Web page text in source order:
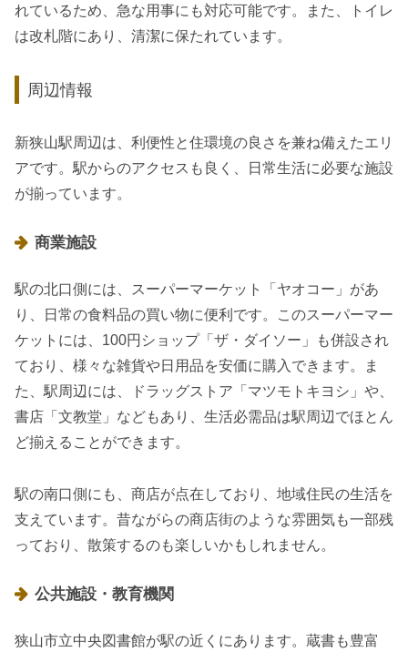
れているため、急な用事にも対応可能です。また、トイレ
は改札階にあり、清潔に保たれています。
周辺情報
新狭山駅周辺は、利便性と住環境の良さを兼ね備えたエリ
アです。駅からのアクセスも良く、日常生活に必要な施設
が揃っています。
商業施設
駅の北口側には、スーパーマーケット「ヤオコー」があ
り、日常の食料品の買い物に便利です。このスーパーマー
ケットには、100円ショップ「ザ・ダイソー」も併設され
ており、様々な雑貨や日用品を安価に購入できます。ま
た、駅周辺には、ドラッグストア「マツモトキヨシ」や、
書店「文教堂」などもあり、生活必需品は駅周辺でほとん
ど揃えることができます。
駅の南口側にも、商店が点在しており、地域住民の生活を
支えています。昔ながらの商店街のような雰囲気も一部残
っており、散策するのも楽しいかもしれません。
公共施設・教育機関
狭山市立中央図書館が駅の近くにあります。蔵書も豊富